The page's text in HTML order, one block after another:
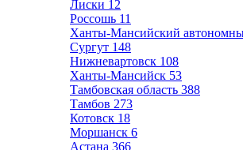
Лиски 12
Россошь 11
Ханты-Мансийский
Сургут 148
Нижневартовск 108
Ханты-Мансийск 53
Тамбовская область 388
Тамбов 273
Котовск 18
Моршанск 6
Астана 366